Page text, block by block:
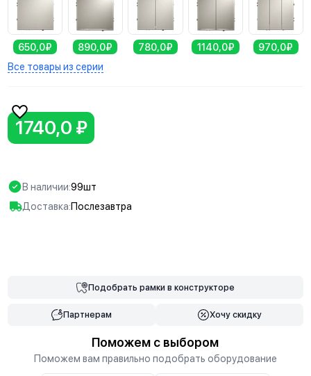
650,0₽ 890,0₽ 780,0₽ 1140,0₽
970,0₽
Все товары из серии
1740,0 ₽
В наличии:99шт
Доставка:Послезавтра
Подобрать рамкив конструкторе
Партнерам Хочу скидку
Поможем с выбором
Поможем вам правильно подобрать оборудование